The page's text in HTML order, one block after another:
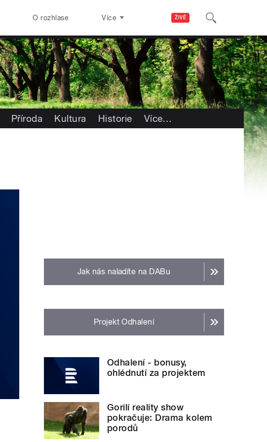
ŽIVĚ
O rozhlase Více
Příroda Kultura Historie Více…
Jak nás naladíte na DABu
Projekt Odhalení
Odhalení - bonusy,
ohlédnutí za projektem
Gorilí reality show
pokračuje: Drama kolem
porodů